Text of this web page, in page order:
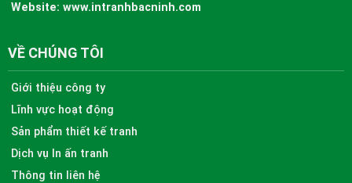
Website: www.intranhbacninh.com
VỀ CHÚNG TÔI
Giới thiệu công ty
Lĩnh vực hoạt động
Sản phẩm thiết kế tranh
Dịch vụ In ấn tranh
Thông tin liên hệ